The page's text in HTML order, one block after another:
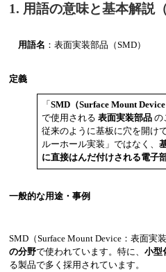
新着情報 お役立
プライバシーポリシー
1. 用語の意味と基本解説
用語名 ：表面実装部品（SMD）
定義
「SMD（Surface Mount Device
で使用される表面実装部品 の
従来のように基板に穴を開け
ルーホール実装」ではなく、
に直接はんだ付けされる電子
一般的な用途・事例
SMD（Surface Mount Device：表面実
の分野で使われています。特に、 小型
る製品で多く採用されています。